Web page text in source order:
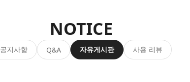
NOTICE
공지사항 Q&A 자유게시판 사용 리뷰